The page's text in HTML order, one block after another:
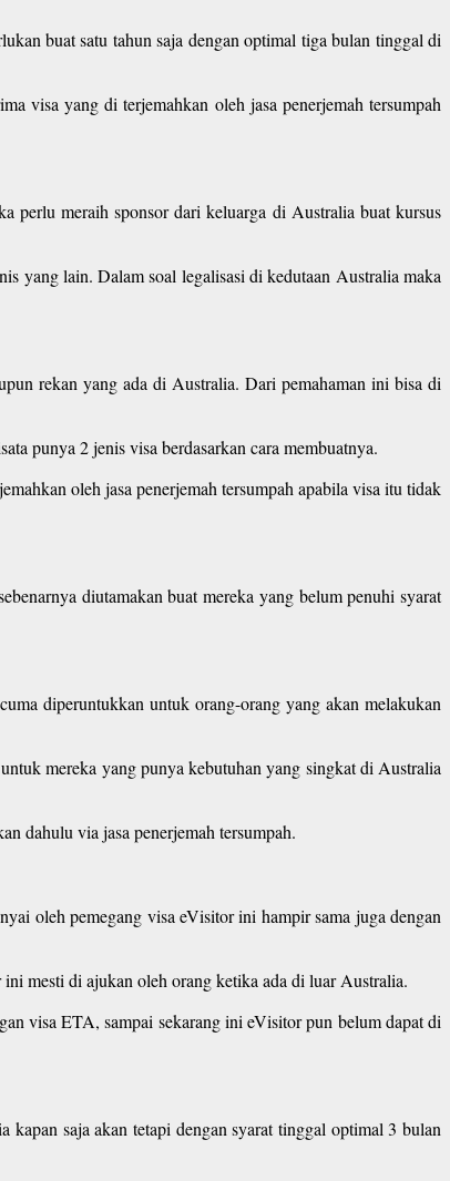
buat satu tahun saja dengan optimal tiga bulan tinggal di
visa yang di terjemahkan oleh jasa penerjemah tersumpah
perlu meraih sponsor dari keluarga di Australia buat kursus
yang lain. Dalam soal legalisasi di kedutaan Australia maka
rekan yang ada di Australia. Dari pemahaman ini bisa di
punya 2 jenis visa berdasarkan cara membuatnya.
oleh jasa penerjemah tersumpah apabila visa itu tidak
diutamakan buat mereka yang belum penuhi syarat
diperuntukkan untuk orang-orang yang akan melakukan
mereka yang punya kebutuhan yang singkat di Australia
dahulu via jasa penerjemah tersumpah.
oleh pemegang visa eVisitor ini hampir sama juga dengan
mesti di ajukan oleh orang ketika ada di luar Australia.
visa ETA, sampai sekarang ini eVisitor pun belum dapat di
saja akan tetapi dengan syarat tinggal optimal 3 bulan